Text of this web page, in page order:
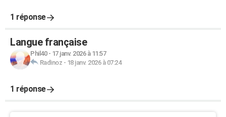
1 réponse
Langue française
Phil40- 17 janv. 2026 à 11:57
Radinoz - 18 janv. 2026 à 07:24
1 réponse